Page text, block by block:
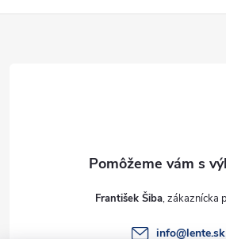
František Šiba
info@lente.sk